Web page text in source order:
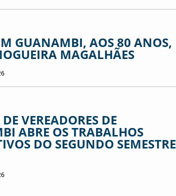
GUANAMBI, AOS 80 ANOS,
MAGALHÃES
VEREADORES DE
ABRE OS TRABALHOS
DO SEGUNDO SEMESTRE